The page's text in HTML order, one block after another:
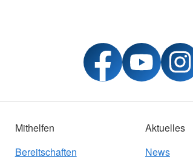
Mithelfen
Bereitschaften
Aktuelles
News